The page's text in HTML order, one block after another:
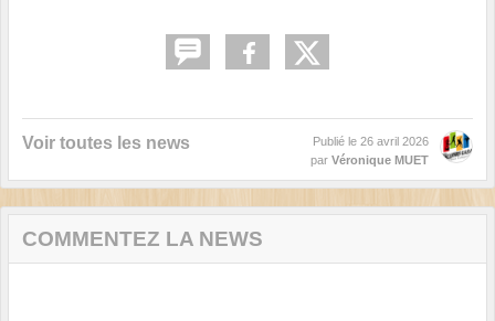
Voir toutes les news Publié le 26 avril 2026
par Véronique MUET
COMMENTEZ LA NEWS